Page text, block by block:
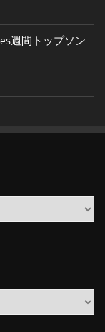
週間トップソン